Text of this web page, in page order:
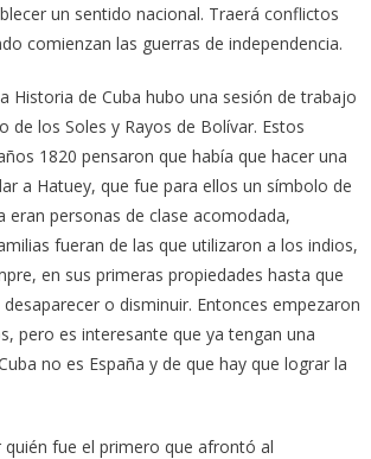
un sentido nacional. Traerá conflictos
comienzan las guerras de independencia.
Historia de Cuba hubo una sesión de trabajo
de los Soles y Rayos de Bolívar. Estos
1820 pensaron que había que hacer una
a Hatuey, que fue para ellos un símbolo de
eran personas de clase acomodada,
fueran de las que utilizaron a los indios,
en sus primeras propiedades hasta que
o disminuir. Entonces empezaron
pero es interesante que ya tengan una
no es España y de que hay que lograr la
fue el primero que afrontó al